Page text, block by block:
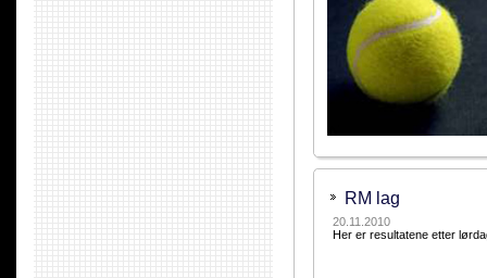
RM lag
20.11.2010
Her er resultatene etter